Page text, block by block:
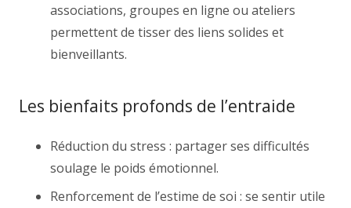
associations, groupes en ligne ou ateliers
permettent de tisser des liens solides et
bienveillants.
Les bienfaits profonds de l’entraide
Réduction du stress : partager ses difficultés
soulage le poids émotionnel.
Renforcement de l’estime de soi : se sentir utile